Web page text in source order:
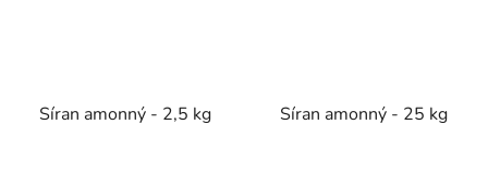
Síran amonný - 2,5 kg Síran amonný - 25 kg